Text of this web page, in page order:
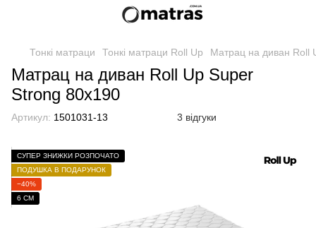
Тонкі матраци Тонкі матраци Roll Up Матрац на диван Roll
Матрац на диван Roll Up Super
Strong 80x190
Артикул: 1501031-13 3 відгуки
СУПЕР ЗНИЖКИ РОЗПОЧАТО
ПОДУШКА В ПОДАРУНОК
−40%
6 СМ